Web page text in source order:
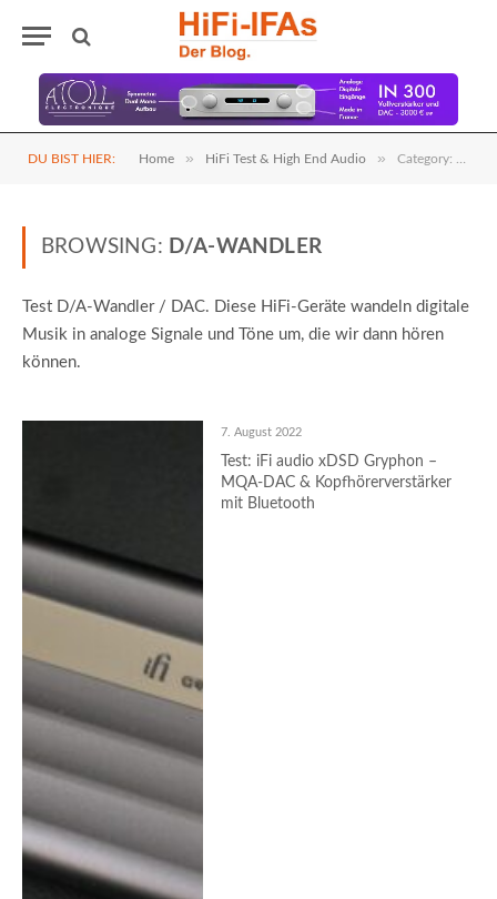
DU BIST HIER: Home » HiFi Test & High End Audio » Category: "D/A-Wandler" (Page 2)
BROWSING: D/A-WANDLER
Test D/A-Wandler / DAC. Diese HiFi-Geräte wandeln digitale
Musik in analoge Signale und Töne um, die wir dann hören
können.
7. August 2022
Test: iFi audio xDSD Gryphon –
MQA-DAC & Kopfhörerverstärker
mit Bluetooth